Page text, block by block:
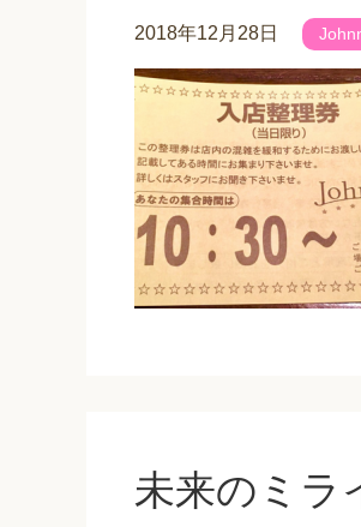
2018年12月28日
未来のミラ